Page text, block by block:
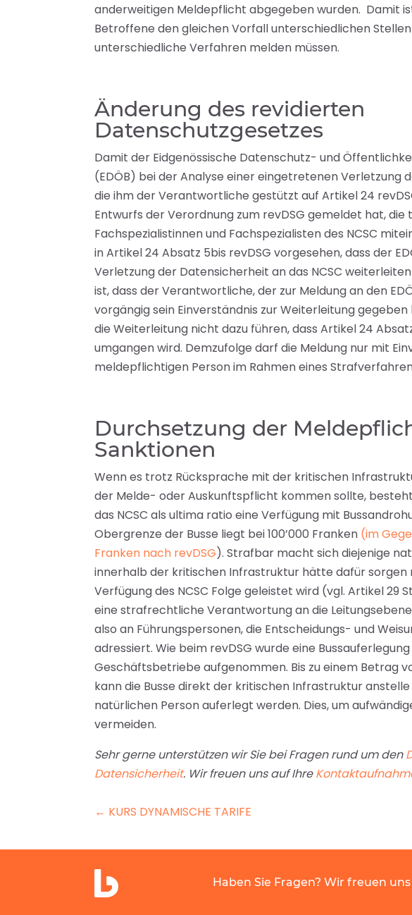
anderweitigen Meldepflicht abgegeben wurden. Damit
Betroffene den gleichen Vorfall unterschiedlichen
unterschiedliche Verfahren melden müssen.
Änderung des revidierten
Datenschutzgesetzes
Damit der Eidgenössische Datenschutz- und
(EDÖB) bei der Analyse einer eingetretenen Verletzung
die ihm der Verantwortliche gestützt auf Artikel 24
Entwurfs der Verordnung zum revDSG gemeldet hat, die
Fachspezialistinnen und Fachspezialisten des NCSC
in Artikel 24 Absatz 5bis revDSG vorgesehen, dass der
Verletzung der Datensicherheit an das NCSC
ist, dass der Verantwortliche, der zur Meldung an den
vorgängig sein Einverständnis zur Weiterleitung
die Weiterleitung nicht dazu führen, dass Artikel 24
umgangen wird. Demzufolge darf die Meldung nur mit
meldepflichtigen Person im Rahmen eines
Durchsetzung der
Sanktionen
Wenn es trotz Rücksprache mit der kritischen
der Melde- oder Auskunftspflicht kommen sollte,
das NCSC als ultima ratio eine Verfügung mit
Obergrenze der Busse liegt bei 100’000 Franken (im
Franken nach revDSG). Strafbar macht sich diejenige
innerhalb der kritischen Infrastruktur hätte dafür sorgen
Verfügung des NCSC Folge geleistet wird (vgl. Artikel 29
eine strafrechtliche Verantwortung an die
also an Führungspersonen, die Entscheidungs- und
adressiert. Wie beim revDSG wurde eine
Geschäftsbetriebe aufgenommen. Bis zu einem Betrag
kann die Busse direkt der kritischen Infrastruktur
natürlichen Person auferlegt werden. Dies, um
vermeiden.
Sehr gerne unterstützen wir Siebei Fragen rund um den
Datensicherheit. Wir freuen uns auf Ihre
← KURS DYNAMISCHE TARIFE
Haben Sie Fragen? Wir freuen